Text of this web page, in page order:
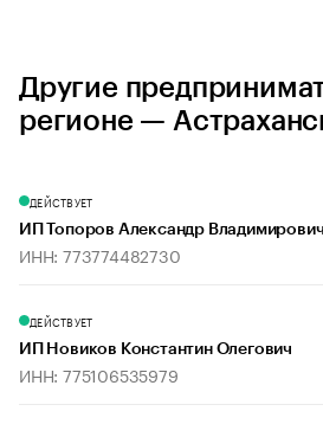
Другие
регионе —
ДЕЙСТВУЕТ
ИП Топоров Александр Владимирович
ИНН: 773774482730
ДЕЙСТВУЕТ
ИП Новиков Константин Олегович
ИНН: 775106535979